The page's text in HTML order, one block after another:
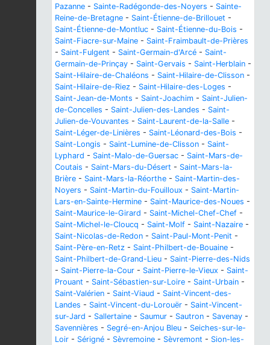
Pazanne - Sainte-Radégonde-des-Noyers - Sainte-
Reine-de-Bretagne - Saint-Étienne-de-Brillouet -
Saint-Étienne-de-Montluc - Saint-Étienne-du-Bois -
Saint-Fiacre-sur-Maine - Saint-Fraimbault-de-Prières
- Saint-Fulgent - Saint-Germain-d'Arcé - Saint-
Germain-de-Prinçay - Saint-Gervais - Saint-Herblain -
Saint-Hilaire-de-Chaléons - Saint-Hilaire-de-Clisson -
Saint-Hilaire-de-Riez - Saint-Hilaire-des-Loges -
Saint-Jean-de-Monts - Saint-Joachim - Saint-Julien-
de-Concelles - Saint-Julien-des-Landes - Saint-
Julien-de-Vouvantes - Saint-Laurent-de-la-Salle -
Saint-Léger-de-Linières - Saint-Léonard-des-Bois -
Saint-Longis - Saint-Lumine-de-Clisson - Saint-
Lyphard - Saint-Malo-de-Guersac - Saint-Mars-de-
Coutais - Saint-Mars-du-Désert - Saint-Mars-la-
Brière - Saint-Mars-la-Réorthe - Saint-Martin-des-
Noyers - Saint-Martin-du-Fouilloux - Saint-Martin-
Lars-en-Sainte-Hermine - Saint-Maurice-des-Noues -
Saint-Maurice-le-Girard - Saint-Michel-Chef-Chef -
Saint-Michel-le-Cloucq - Saint-Molf - Saint-Nazaire -
Saint-Nicolas-de-Redon - Saint-Paul-Mont-Penit -
Saint-Père-en-Retz - Saint-Philbert-de-Bouaine -
Saint-Philbert-de-Grand-Lieu - Saint-Pierre-des-Nids
- Saint-Pierre-la-Cour - Saint-Pierre-le-Vieux - Saint-
Prouant - Saint-Sébastien-sur-Loire - Saint-Urbain -
Saint-Valérien - Saint-Viaud - Saint-Vincent-des-
Landes - Saint-Vincent-du-Lorouër - Saint-Vincent-
sur-Jard - Sallertaine - Saumur - Sautron - Savenay -
Savennières - Segré-en-Anjou Bleu - Seiches-sur-le-
Loir - Sérigné - Sèvremoine - Sèvremont - Sion-les-